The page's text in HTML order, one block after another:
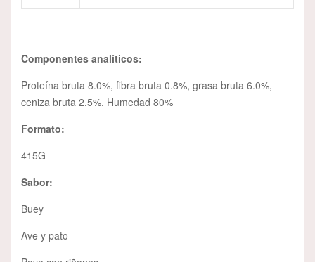
Componentes analíticos:
Proteína bruta 8.0%, fibra bruta 0.8%, grasa bruta 6.0%,
ceniza bruta 2.5%. Humedad 80%
Formato:
415G
Sabor:
Buey
Ave y pato